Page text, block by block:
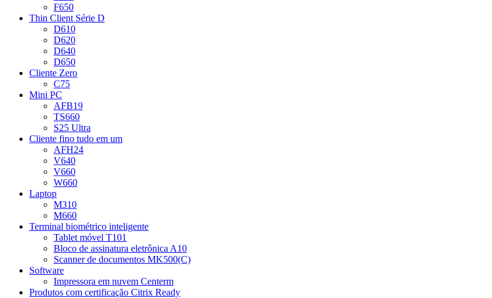
F650
Thin Client Série D
D610
D620
D640
D650
Cliente Zero
C75
Mini PC
AFB19
TS660
S25 Ultra
Cliente fino tudo em um
AFH24
V640
V660
W660
Laptop
M310
M660
Terminal biométrico inteligente
Tablet móvel T101
Bloco de assinatura eletrônica A10
Scanner de documentos MK500(C)
Software
Impressora em nuvem Centerm
Produtos com certificação Citrix Ready